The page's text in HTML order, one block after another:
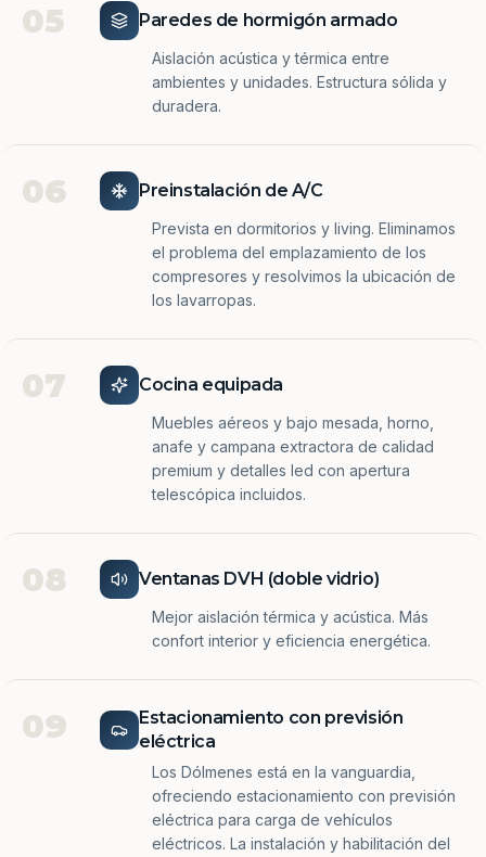
05 Paredes de hormigón armado
Aislación acústica y térmica entre
ambientes y unidades. Estructura sólida y
duradera.
06 Preinstalación de A/C
Prevista en dormitorios y living. Eliminamos
el problema del emplazamiento de los
compresores y resolvimos la ubicación de
los lavarropas.
07 Cocina equipada
Muebles aéreos y bajo mesada, horno,
anafe y campana extractora de calidad
premium y detalles led con apertura
telescópica incluidos.
08 Ventanas DVH (doble vidrio)
Mejor aislación térmica y acústica. Más
confort interior y eficiencia energética.
09
Estacionamiento con previsión
eléctrica
Los Dólmenes está en la vanguardia,
ofreciendo estacionamiento con previsión
eléctrica para carga de vehículos
eléctricos. La instalación y habilitación del